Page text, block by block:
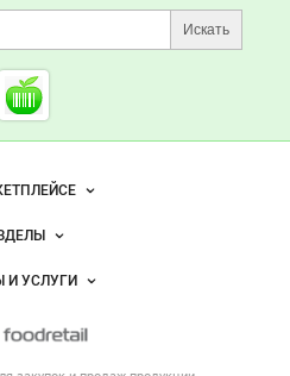
Поиск по сайту и
Искать
Cсылки на полезные
Foodretail.ru
— продукты
Foodretail.ru
рекламы
оферта
информация
рынка
И УСЛУГИ
соки, вода